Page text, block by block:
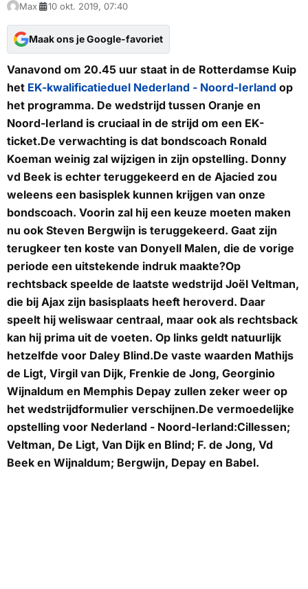
Max 10 okt. 2019, 07:40
Maak ons je Google-favoriet
Vanavond om 20.45 uur staat in de Rotterdamse Kuip
het EK-kwalificatieduel Nederland - Noord-Ierland op
het programma. De wedstrijd tussen Oranje en
Noord-Ierland is cruciaal in de strijd om een EK-
ticket.De verwachting is dat bondscoach Ronald
Koeman weinig zal wijzigen in zijn opstelling. Donny
vd Beek is echter teruggekeerd en de Ajacied zou
weleens een basisplek kunnen krijgen van onze
bondscoach. Voorin zal hij een keuze moeten maken
nu ook Steven Bergwijn is teruggekeerd. Gaat zijn
terugkeer ten koste van Donyell Malen, die de vorige
periode een uitstekende indruk maakte?Op
rechtsback speelde de laatste wedstrijd Joël Veltman,
die bij Ajax zijn basisplaats heeft heroverd. Daar
speelt hij weliswaar centraal, maar ook als rechtsback
kan hij prima uit de voeten. Op links geldt natuurlijk
hetzelfde voor Daley Blind.De vaste waarden Mathijs
de Ligt, Virgil van Dijk, Frenkie de Jong, Georginio
Wijnaldum en Memphis Depay zullen zeker weer op
het wedstrijdformulier verschijnen.De vermoedelijke
opstelling voor Nederland - Noord-Ierland:Cillessen;
Veltman, De Ligt, Van Dijk en Blind; F. de Jong, Vd
Beek en Wijnaldum; Bergwijn, Depay en Babel.